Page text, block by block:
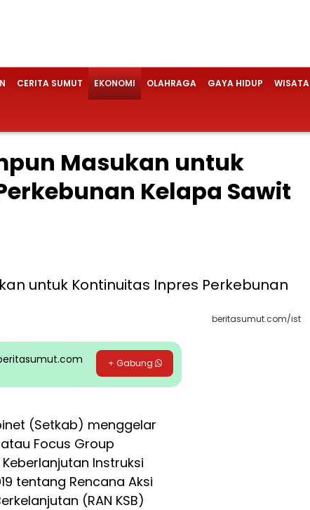
CERITA SUMUT EKONOMI OLAHRAGA GAYA HIDUP WISATA
Masukan untuk
Kelapa Sawit
beritasumut.com/ist
+ Gabung
(Setkab) menggelar
Focus Group
Instruksi
tentang Rencana Aksi
(RAN KSB)